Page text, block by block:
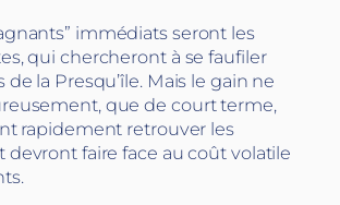
immédiats seront les
qui chercheront à se faufiler
de la Presqu’île. Mais le gain ne
que de court terme,
rapidement retrouver les
devront faire face au coût volatile